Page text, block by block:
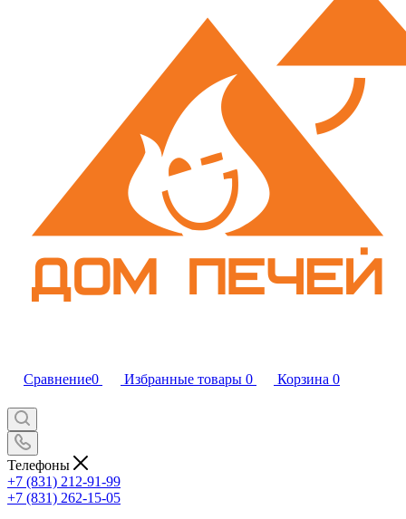
Сравнение0 Избранные товары 0 Корзина 0
Телефоны
+7 (831) 212-91-99
+7 (831) 262-15-05